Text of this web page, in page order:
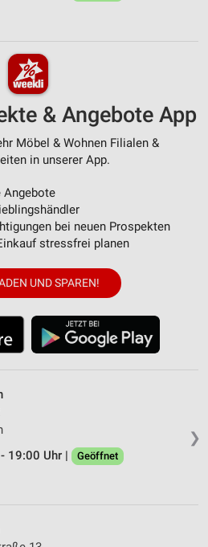
& Angebote App
Möbel & Wohnen Filialen &
in unserer App.
Angebote
bei neuen Prospekten
stressfrei planen
UND SPAREN!
❯
19:00 Uhr |
Geöffnet